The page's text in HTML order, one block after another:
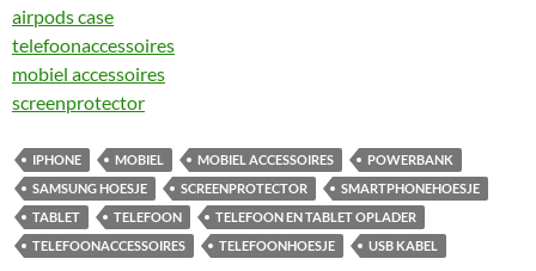
airpods case
telefoonaccessoires
mobiel accessoires
screenprotector
IPHONE MOBIEL MOBIEL ACCESSOIRES
POWERBANK
SAMSUNG HOESJE
SCREENPROTECTOR
SMARTPHONEHOESJE
TABLET
TELEFOON
TELEFOON EN TABLET OPLADER
TELEFOONACCESSOIRES
TELEFOONHOESJE USB KABEL